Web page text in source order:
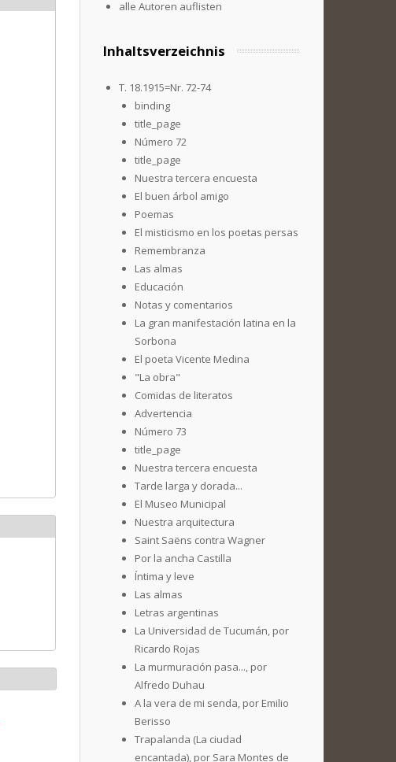
alle Autoren auflisten
Inhaltsverzeichnis
T. 18.1915=Nr. 72-74
binding
title_page
Número 72
title_page
Nuestra tercera encuesta
El buen árbol amigo
Poemas
El misticismo en los poetas persas
Remembranza
Las almas
Educación
Notas y comentarios
La gran manifestación latina en la
Sorbona
El poeta Vicente Medina
"La obra"
Comidas de literatos
Advertencia
Número 73
title_page
Nuestra tercera encuesta
Tarde larga y dorada...
El Museo Municipal
Nuestra arquitectura
Saint Saëns contra Wagner
Por la ancha Castilla
Íntima y leve
Las almas
Letras argentinas
La Universidad de Tucumán, por
Ricardo Rojas
La murmuración pasa..., por
Alfredo Duhau
A la vera de mi senda, por Emilio
Berisso
Trapalanda (La ciudad
encantada), por Sara Montes de